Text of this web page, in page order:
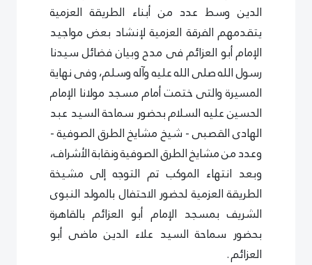
الدين وسط عدد من أبناء الطريقة العزمية
يتقدمهم الفرقة العزمية لإنشاد بعض مواجيد
الإمام أبو العزائم فى مدح وبيان فضائل سيدنا
رسول الله صلى الله عليه وآله وسلم، وفى نهاية
المسيرة والتى ختمت أمام مسجد مولانا الإمام
الحسين عليه السلام بحضور سماحة السيد عبد
الهادى القصبى - شيخ مشايخ الطرق الصوفية -
وعدد من مشايخ الطرق الصوفية ونقابة الأشراف،
وبعد انتهاء الموكب تم التوجه إلى مشيخة
الطريقة العزمية لحضور الاحتفال بالمولد النبوى
الشريف بمسجد الإمام أبو العزائم بالقاهرة
بحضور سماحة السيد علاء الدين ماضى أبو
العزائم .